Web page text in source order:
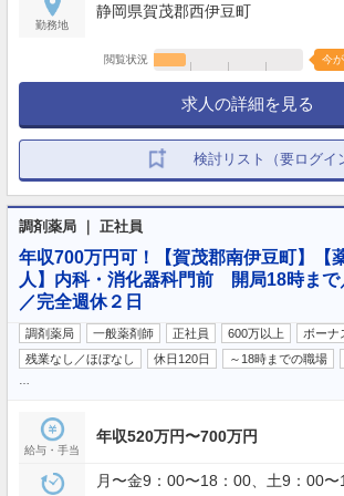
勤務地
静岡県賀茂郡西伊豆町
閲覧状況 今
求人の詳細を見る
検討リスト（要ログイ
調剤薬局 ｜ 正社員
年収700万円可！【賀茂郡南伊豆町】【
人】内科・消化器科門前 開局18時まで
／完全週休２日
調剤薬局 一般薬剤師 正社員 600万以上
ボーナ
残業なし／ほぼなし
休日120日 ～18時までの職場
給与・手当
年収520万円〜700万円
月〜金9：00〜18：00、土9：00